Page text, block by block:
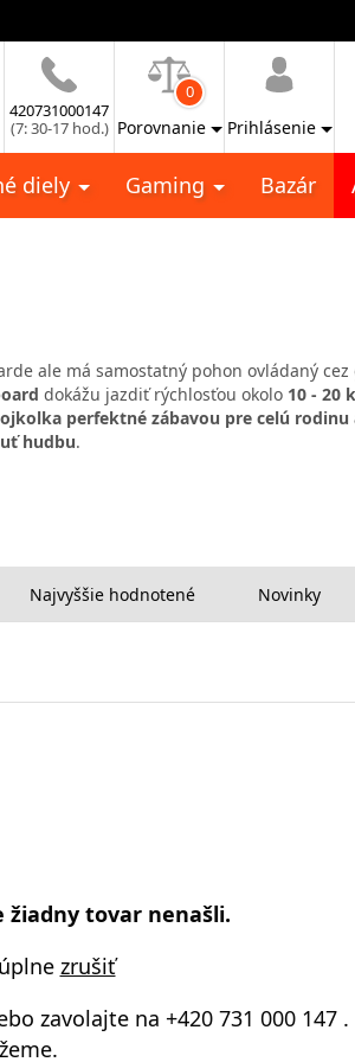
420731000147
(7: 30-17 hod.)
0
Porovnanie Prihlásenie
diely Gaming Bazár
ale má samostatný pohon ovládaný cez
dokážu jazdiť rýchlosťou okolo 10 - 20
perfektné zábavou pre celú rodinu
hudbu.
Najvyššie hodnotené Novinky
žiadny tovar nenašli.
zrušiť
zavolajte na +420 731 000 147.